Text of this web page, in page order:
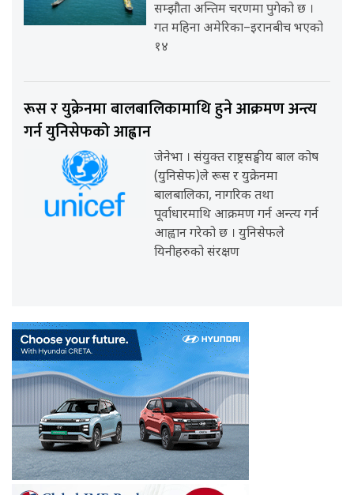
सम्झौता अन्तिम चरणमा पुगेको छ ।
गत महिना अमेरिका–इरानबीच भएको
१४
रूस र युक्रेनमा बालबालिकामाथि हुने आक्रमण अन्त्य
गर्न युनिसेफको आह्वान
जेनेभा । संयुक्त राष्ट्रसङ्घीय बाल कोष
(युनिसेफ)ले रूस र युक्रेनमा
बालबालिका, नागरिक तथा
पूर्वाधारमाथि आक्रमण गर्न अन्त्य गर्न
आह्वान गरेको छ । युनिसेफले
यिनीहरुको संरक्षण